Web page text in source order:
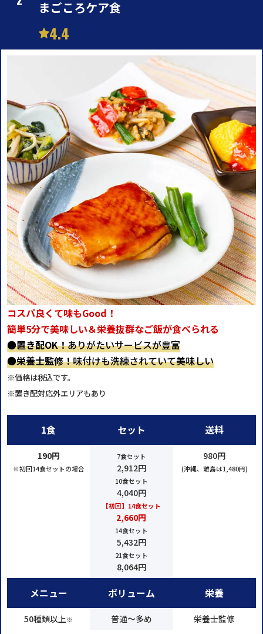
まごころケア食
4.4
コスパ良くて味もGood！
簡単5分で美味しい＆栄養抜群なご飯が食べられる
●置き配OK！ありがたいサービスが豊富
●栄養士監修！味付けも洗練されていて美味しい
※価格は税込です。
※置き配対応外エリアもあり
1食
190円
※初回14食セットの場合
セット
7食セット
2,912円
10食セット
4,040円
【初回】14食セット
2,660円
14食セット
5,432円
21食セット
8,064円
送料
980円
(沖縄、離島は1,480円)
メニュー
50種類以上※
ボリューム
普通～多め
栄養
栄養士監修